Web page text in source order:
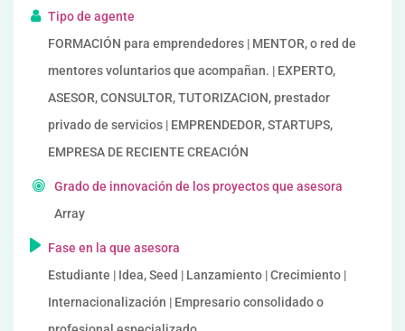
Tipo de agente
FORMACIÓN para emprendedores | MENTOR, o red de
mentores voluntarios que acompañan. | EXPERTO,
ASESOR, CONSULTOR, TUTORIZACION, prestador
privado de servicios | EMPRENDEDOR, STARTUPS,
EMPRESA DE RECIENTE CREACIÓN
Grado de innovación de los proyectos que asesora
Array
Fase en la que asesora
Estudiante | Idea, Seed | Lanzamiento | Crecimiento |
Internacionalización | Empresario consolidado o